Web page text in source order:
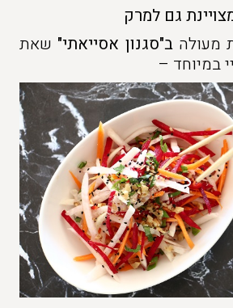
גם למרק
מעולה ב"סגנון אסייאתי" שאת
במיוחד –